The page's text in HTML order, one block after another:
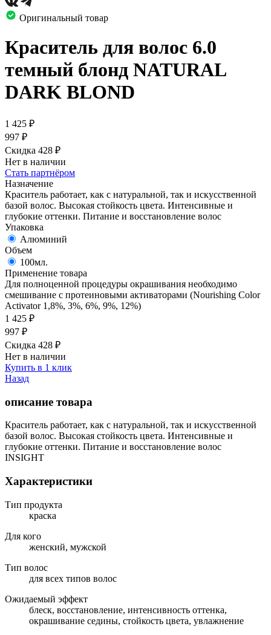
Оригинальный товар
Краситель для волос 6.0
темный блонд NATURAL
DARK BLOND
1 425 ₽
997 ₽
Скидка 428 ₽
Нет в наличии
Стать партнёром
Назначение
Краситель работает, как с натуральной, так и искусственной
базой волос. Высокая стойкость цвета. Интенсивные и
глубокие оттенки. Питание и восстановление волос
Упаковка
Алюминий
Объем
100мл.
Применение товара
Для полноценной процедуры окрашивания необходимо
смешивание с протеиновыми активаторами (Nourishing Color
Activator 1,8%, 3%, 6%, 9%, 12%)
1 425 ₽
997 ₽
Скидка 428 ₽
Нет в наличии
Купить в 1 клик
Назад
описание товара
Краситель работает, как с натуральной, так и искусственной
базой волос. Высокая стойкость цвета. Интенсивные и
глубокие оттенки. Питание и восстановление волос
INSIGHT
Характеристики
Тип продукта
краска
Для кого
женский, мужской
Тип волос
для всех типов волос
Ожидаемый эффект
блеск, восстановление, интенсивность оттенка,
окрашивание седины, стойкость цвета, увлажнение